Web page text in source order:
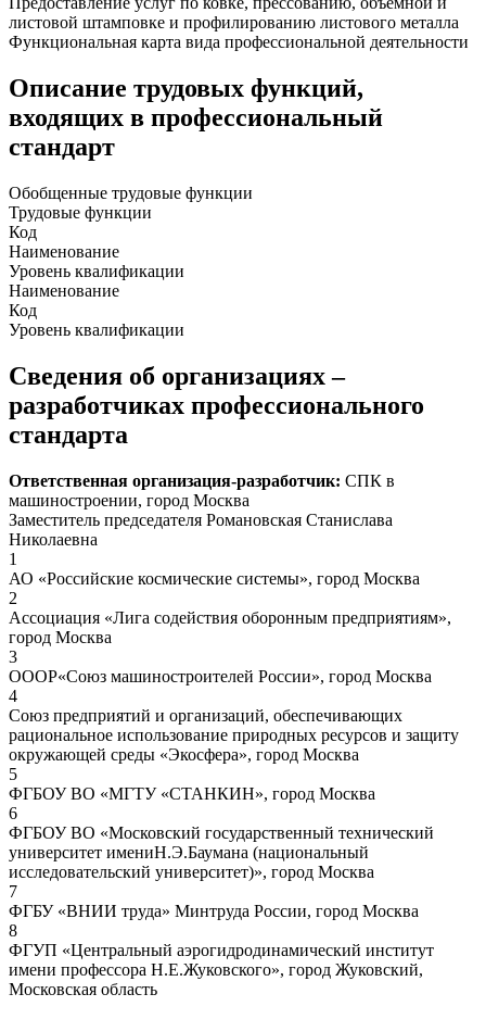
листовой штамповке и профилированию листового металла
Функциональная карта вида профессиональной деятельности
Описание трудовых функций,
входящих в профессиональный
стандарт
Обобщенные трудовые функции
Трудовые функции
Код
Наименование
Уровень квалификации
Наименование
Код
Уровень квалификации
Сведения об организациях –
разработчиках профессионального
стандарта
Ответственная организация-разработчик: СПК в
машиностроении, город Москва
Заместитель председателя Романовская Станислава
Николаевна
1
АО «Российские космические системы», город Москва
2
Ассоциация «Лига содействия оборонным предприятиям»,
город Москва
3
ОООР«Союз машиностроителей России», город Москва
4
Союз предприятий и организаций, обеспечивающих
рациональное использование природных ресурсов и защиту
окружающей среды «Экосфера», город Москва
5
ФГБОУ ВО «МГТУ «СТАНКИН», город Москва
6
ФГБОУ ВО «Московский государственный технический
университет имениН.Э.Баумана (национальный
исследовательский университет)», город Москва
7
ФГБУ «ВНИИ труда» Минтруда России, город Москва
8
ФГУП «Центральный аэрогидродинамический институт
имени профессора Н.Е.Жуковского», город Жуковский,
Московская область